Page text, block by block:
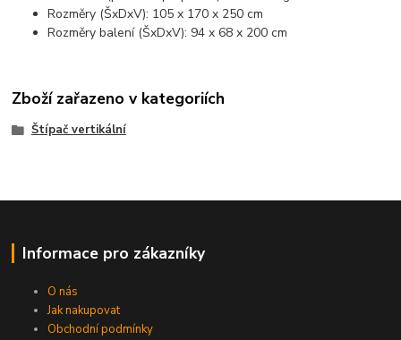
Rozměry (ŠxDxV): 105 x 170 x 250 cm
Rozměry balení (ŠxDxV): 94 x 68 x 200 cm
Zboží zařazeno v kategoriích
Štípač vertikální
Informace pro zákazníky
O nás
Jak nakupovat
Obchodní podmínky